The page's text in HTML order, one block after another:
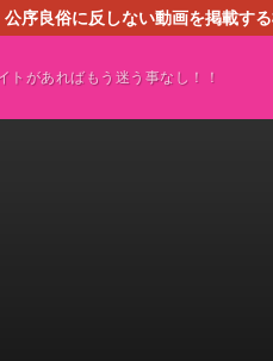
良俗に反しない動画を掲載す
トがあればもう迷う事なし！！